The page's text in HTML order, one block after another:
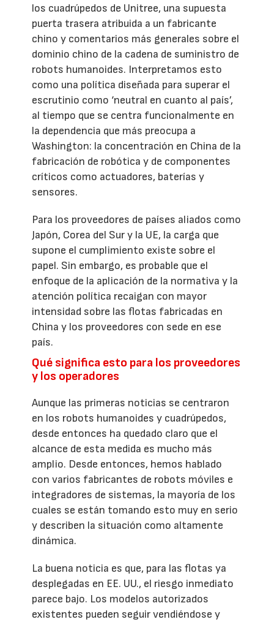
los cuadrúpedos de Unitree, una supuesta
puerta trasera atribuida a un fabricante
chino y comentarios más generales sobre el
dominio chino de la cadena de suministro de
robots humanoides. Interpretamos esto
como una política diseñada para superar el
escrutinio como ‘neutral en cuanto al país’,
al tiempo que se centra funcionalmente en
la dependencia que más preocupa a
Washington: la concentración en China de la
fabricación de robótica y de componentes
críticos como actuadores, baterías y
sensores.
Para los proveedores de países aliados como
Japón, Corea del Sur y la UE, la carga que
supone el cumplimiento existe sobre el
papel. Sin embargo, es probable que el
enfoque de la aplicación de la normativa y la
atención política recaigan con mayor
intensidad sobre las flotas fabricadas en
China y los proveedores con sede en ese
país.
Qué significa esto para los proveedores
y los operadores
Aunque las primeras noticias se centraron
en los robots humanoides y cuadrúpedos,
desde entonces ha quedado claro que el
alcance de esta medida es mucho más
amplio. Desde entonces, hemos hablado
con varios fabricantes de robots móviles e
integradores de sistemas, la mayoría de los
cuales se están tomando esto muy en serio
y describen la situación como altamente
dinámica.
La buena noticia es que, para las flotas ya
desplegadas en EE. UU., el riesgo inmediato
parece bajo. Los modelos autorizados
existentes pueden seguir vendiéndose y